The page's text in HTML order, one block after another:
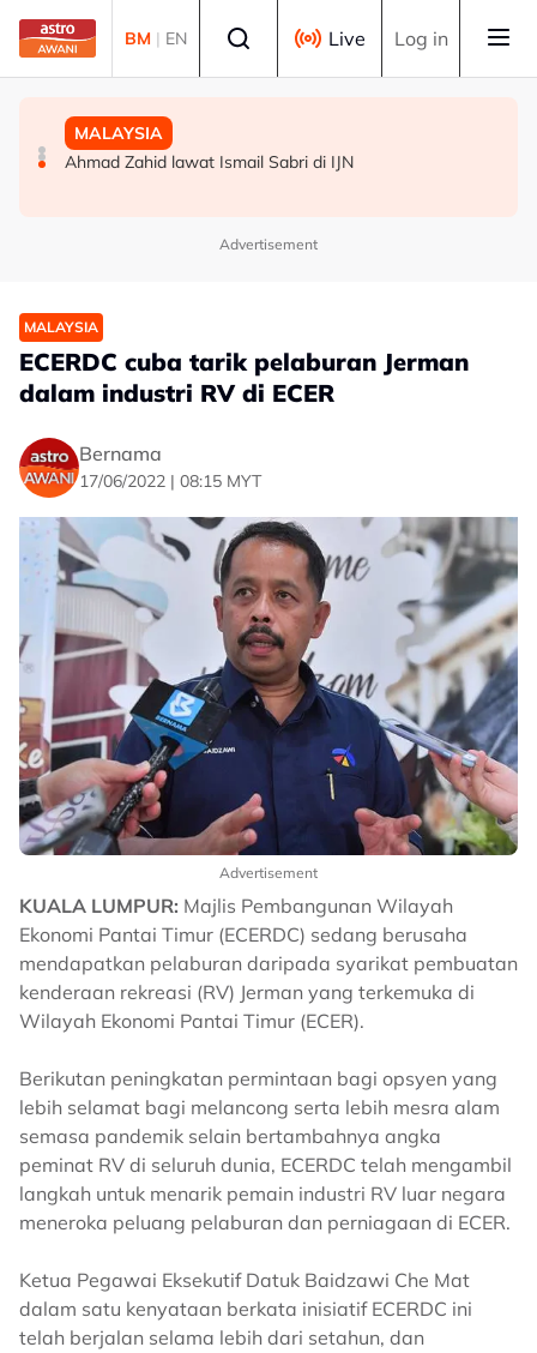
Skip to main content
BM | EN Live Log in
BISNES
Ringgit kekal ditutup kukuh berbanding dolar AS
MALAYSIA
Mahkamah tolak rayuan Siti Kasim berhubung perintah
MALAYSIA
Ahmad Zahid lawat Ismail Sabri di IJN
Advertisement
MALAYSIA
ECERDC cuba tarik pelaburan Jerman
dalam industri RV di ECER
Bernama
17/06/2022 | 08:15 MYT
Advertisement
KUALA LUMPUR: Majlis Pembangunan Wilayah
Ekonomi Pantai Timur (ECERDC) sedang berusaha
mendapatkan pelaburan daripada syarikat pembuatan
kenderaan rekreasi (RV) Jerman yang terkemuka di
Wilayah Ekonomi Pantai Timur (ECER).
Berikutan peningkatan permintaan bagi opsyen yang
lebih selamat bagi melancong serta lebih mesra alam
semasa pandemik selain bertambahnya angka
peminat RV di seluruh dunia, ECERDC telah mengambil
langkah untuk menarik pemain industri RV luar negara
meneroka peluang pelaburan dan perniagaan di ECER.
Ketua Pegawai Eksekutif Datuk Baidzawi Che Mat
dalam satu kenyataan berkata inisiatif ECERDC ini
telah berjalan selama lebih dari setahun, dan